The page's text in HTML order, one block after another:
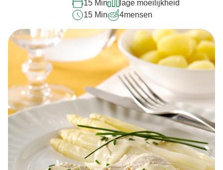
recipe
krielaardappeltjes
15 Min
lage moeilijkheid
15 Min
4mensen